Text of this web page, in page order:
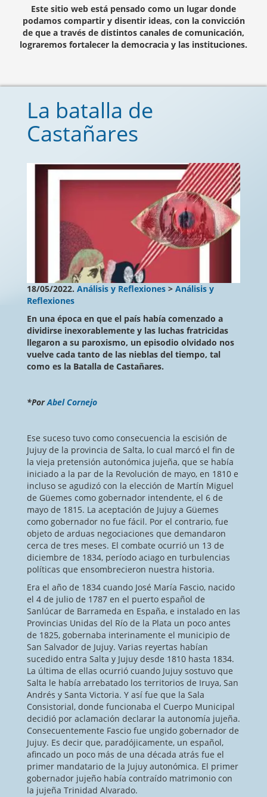
Este sitio web está pensado como un lugar donde
podamos compartir y disentir ideas, con la convicción
de que a través de distintos canales de comunicación,
lograremos fortalecer la democracia y las instituciones.
La batalla de
Castañares
18/05/2022. Análisis y Reflexiones > Análisis y
Reflexiones
En una época en que el país había comenzado a
dividirse inexorablemente y las luchas fratricidas
llegaron a su paroxismo, un episodio olvidado nos
vuelve cada tanto de las nieblas del tiempo, tal
como es la Batalla de Castañares.
*PorAbel Cornejo
Ese suceso tuvo como consecuencia la escisión de
Jujuy de la provincia de Salta, lo cual marcó el fin de
la vieja pretensión autonómica jujeña, que se había
iniciado a la par de la Revolución de mayo, en 1810 e
incluso se agudizó con la elección de Martín Miguel
de Güemes como gobernador intendente, el 6 de
mayo de 1815. La aceptación de Jujuy a Güemes
como gobernador no fue fácil. Por el contrario, fue
objeto de arduas negociaciones que demandaron
cerca de tres meses. El combate ocurrió un 13 de
diciembre de 1834, período aciago en turbulencias
políticas que ensombrecieron nuestra historia.
Era el año de 1834 cuando José María Fascio, nacido
el 4 de julio de 1787 en el puerto español de
Sanlúcar de Barrameda en España, e instalado en las
Provincias Unidas del Río de la Plata un poco antes
de 1825, gobernaba interinamente el municipio de
San Salvador de Jujuy. Varias reyertas habían
sucedido entra Salta y Jujuy desde 1810 hasta 1834.
La última de ellas ocurrió cuando Jujuy sostuvo que
Salta le había arrebatado los territorios de Iruya, San
Andrés y Santa Victoria. Y así fue que la Sala
Consistorial, donde funcionaba el Cuerpo Municipal
decidió por aclamación declarar la autonomía jujeña.
Consecuentemente Fascio fue ungido gobernador de
Jujuy. Es decir que, paradójicamente, un español,
afincado un poco más de una década atrás fue el
primer mandatario de la Jujuy autonómica. El primer
gobernador jujeño había contraído matrimonio con
la jujeña Trinidad Alvarado.